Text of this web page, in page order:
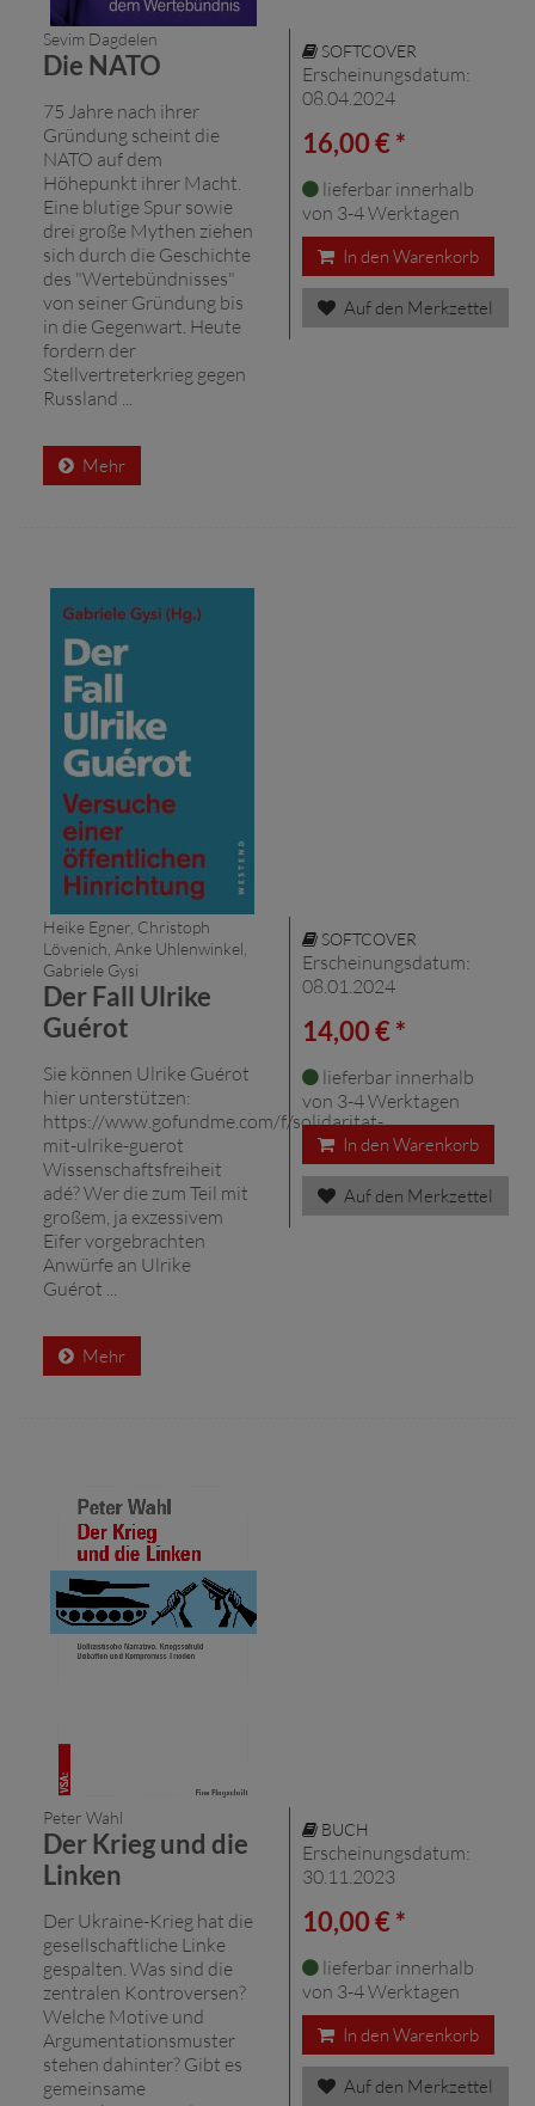
Sevim Dagdelen
Die NATO
75 Jahre nach ihrer
Gründung scheint die
NATO auf dem
Höhepunkt ihrer Macht.
Eine blutige Spur sowie
drei große Mythen ziehen
sich durch die Geschichte
des "Wertebündnisses"
von seiner Gründung bis
in die Gegenwart. Heute
fordern der
Stellvertreterkrieg gegen
Russland ...
Mehr
SOFTCOVER
Erscheinungsdatum:
08.04.2024
16,00 € *
lieferbar innerhalb
von 3-4 Werktagen
In den Warenkorb
Auf den Merkzettel
Heike Egner, Christoph
Lövenich, Anke Uhlenwinkel,
Gabriele Gysi
Der Fall Ulrike
Guérot
Sie können Ulrike Guérot
hier unterstützen:
https://www.gofundme.com/f/solidaritat-
mit-ulrike-guerot
Wissenschaftsfreiheit
adé? Wer die zum Teil mit
großem, ja exzessivem
Eifer vorgebrachten
Anwürfe an Ulrike
Guérot ...
Mehr
SOFTCOVER
Erscheinungsdatum:
08.01.2024
14,00 € *
lieferbar innerhalb
von 3-4 Werktagen
In den Warenkorb
Auf den Merkzettel
Peter Wahl
Der Krieg und die
Linken
Der Ukraine-Krieg hat die
gesellschaftliche Linke
gespalten. Was sind die
zentralen Kontroversen?
Welche Motive und
Argumentationsmuster
stehen dahinter? Gibt es
gemeinsame
BUCH
Erscheinungsdatum:
30.11.2023
10,00 € *
lieferbar innerhalb
von 3-4 Werktagen
In den Warenkorb
Auf den Merkzettel